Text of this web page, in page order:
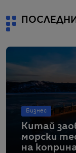
Бизнес
Китай
морски
на